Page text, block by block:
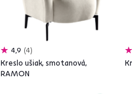
4,9 4
Kreslo ušiak, smotanová,
RAMON